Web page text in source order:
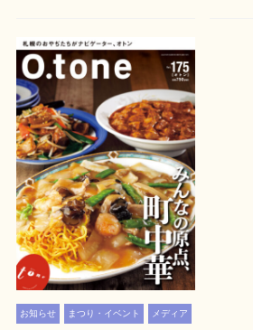
お知らせ まつり・イベント メディア